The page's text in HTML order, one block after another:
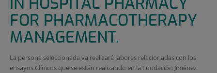
FOR PHARMACOTHERAPY
MANAGEMENT.
La persona seleccionada va realizará labores relacionadas con los
ensayos Clínicos que se están realizando en la Fundación Jiménez